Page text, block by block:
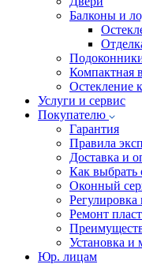
Балконы и
Компактная
Остекление
Услуги и сервис
Покупателю
Гарантия
Правила
Доставка и
Как выбрать
Оконный
Регулировка
Ремонт
Установка и
Юр. лицам